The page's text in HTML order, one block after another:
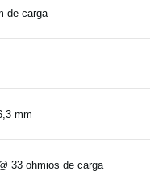
de carga
mm
33 ohmios de carga